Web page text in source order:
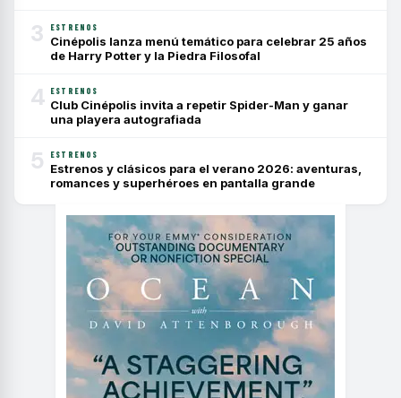
3 ESTRENOS
Cinépolis lanza menú temático para celebrar 25 años
de Harry Potter y la Piedra Filosofal
4 ESTRENOS
Club Cinépolis invita a repetir Spider-Man y ganar
una playera autografiada
5 ESTRENOS
Estrenos y clásicos para el verano 2026: aventuras,
romances y superhéroes en pantalla grande